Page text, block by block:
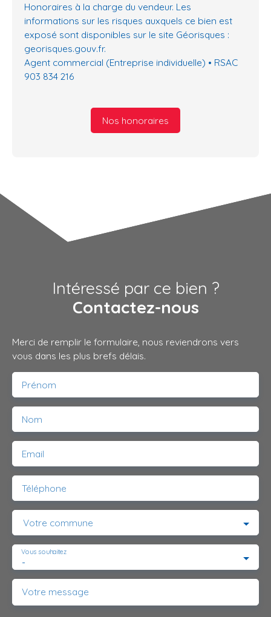
Honoraires à la charge du vendeur. Les
informations sur les risques auxquels ce bien est
exposé sont disponibles sur le site Géorisques :
georisques.gouv.fr.
Agent commercial (Entreprise individuelle) • RSAC
903 834 216
Nos honoraires
Intéressé par ce bien ?
Contactez-nous
Merci de remplir le formulaire, nous reviendrons vers
vous dans les plus brefs délais.
Prénom
Nom
Email
Téléphone
Votre commune
-
Vous souhaitez
Votre message